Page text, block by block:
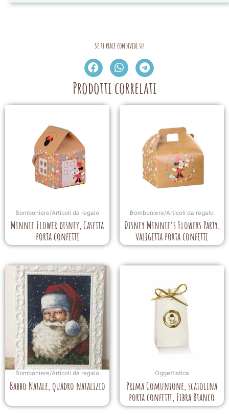
Se ti piace condividi su
Prodotti correlati
Bomboniere/Articoli da regalo
Minnie Flower disney, Casetta
porta confetti
Bomboniere/Articoli da regalo
Disney Minnie’s Flowers Party,
valigetta porta confetti
Bomboniere/Articoli da regalo
Babbo Natale, quadro natalizio
Oggettistica
Prima Comunione, scatolina
porta confetti, Fibra Bianco